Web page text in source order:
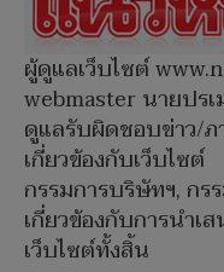
ผู้ดูแลเว็บไซต์
webmaster นายปร
ดูแลรับผิดชอบข่าว/
เกี่ยวข้องกับเว็บไซต์
กรรมการบริษัทฯ, กร
เกี่ยวข้องกับการนำเ
เว็บไซต์ทั้งสิ้น